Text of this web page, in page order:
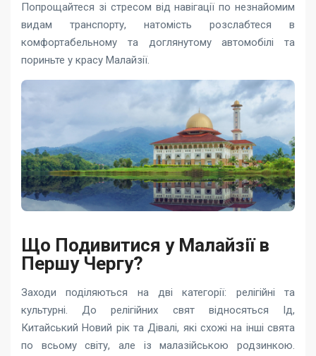
Попрощайтеся зі стресом від навігації по незнайомим
видам транспорту, натомість розслабтеся в
комфортабельному та доглянутому автомобілі та
пориньте у красу Малайзії.
Що Подивитися у Малайзії в
Першу Чергу?
Заходи поділяються на дві категорії: релігійні та
культурні. До релігійних свят відносяться Ід,
Китайський Новий рік та Дівалі, які схожі на інші свята
по всьому світу, але із малазійською родзинкою.